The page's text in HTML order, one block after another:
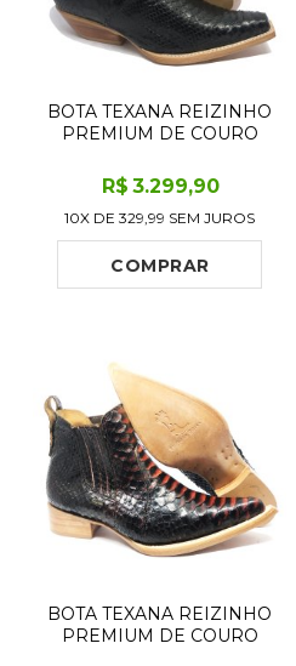
BOTA TEXANA REIZINHO
PREMIUM DE COURO
PYTHON PRETA LIMITED
EDITION - CANO CURTO,
BICO FINO
QUADRADINHO -
SOLADO DE COURO
ARTESANAL
R$ 3.299,90
10X DE329,99 SEM JUROS
COMPRAR
BOTA TEXANA REIZINHO
PREMIUM DE COURO